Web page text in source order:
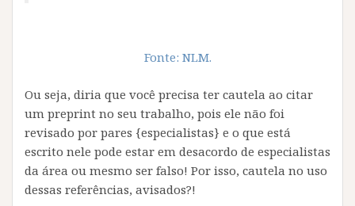
Fonte: NLM.
Ou seja, diria que você precisa ter cautela ao citar
um preprint no seu trabalho, pois ele não foi
revisado por pares {especialistas} e o que está
escrito nele pode estar em desacordo de especialistas
da área ou mesmo ser falso! Por isso, cautela no uso
dessas referências, avisados?!